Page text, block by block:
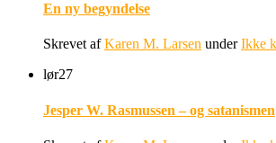
En ny begyndelse
Skrevet afKaren M. Larsen underIkke
lør27
Jesper W. Rasmussen – og satanismen